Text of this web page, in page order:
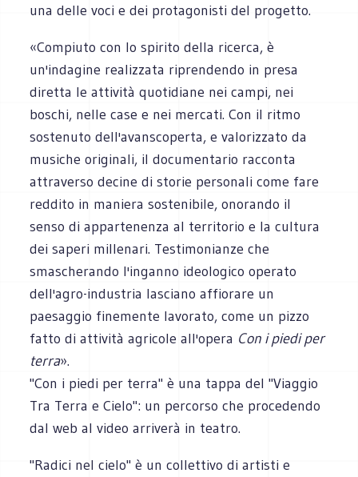
una delle voci e dei protagonisti del progetto.
«Compiuto con lo spirito della ricerca, è
un'indagine realizzata riprendendo in presa
diretta le attività quotidiane nei campi, nei
boschi, nelle case e nei mercati. Con il ritmo
sostenuto dell'avanscoperta, e valorizzato da
musiche originali, il documentario racconta
attraverso decine di storie personali come fare
reddito in maniera sostenibile, onorando il
senso di appartenenza al territorio e la cultura
dei saperi millenari. Testimonianze che
smascherando l'inganno ideologico operato
dell'agro-industria lasciano affiorare un
paesaggio finemente lavorato, come un pizzo
fatto di attività agricole all'opera Con i piedi per
terra».
"Con i piedi per terra" è una tappa del "Viaggio
Tra Terra e Cielo": un percorso che procedendo
dal web al video arriverà in teatro.
"Radici nel cielo" è un collettivo di artisti e